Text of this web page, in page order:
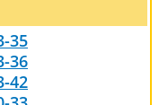
35
36
42